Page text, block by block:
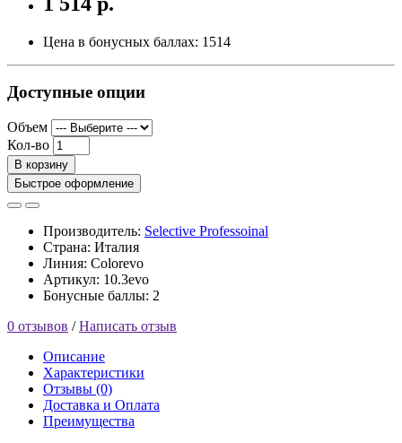
Цена в бонусных баллах: 1514
Доступные опции
Объем
Кол-во
В корзину
Быстрое оформление
Производитель: Selective Professoinal
Страна: Италия
Линия: Colorevo
Артикул: 10.3evo
Бонусные баллы: 2
0 отзывов /Написать отзыв
Описание
Характеристики
Отзывы (0)
Доставка и Оплата
Преимущества